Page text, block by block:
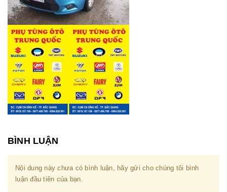
BÌNH LUẬN
Nội dung này chưa có bình luận, hãy gửi cho chúng tôi bình
luận đầu tiên của bạn.